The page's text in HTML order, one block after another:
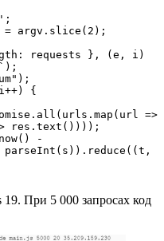
= argv.slice(2);
requests }, (e, i)
{
=>
=> res.text())));
parseInt(s)).reduce((t,
При 5 000 запросах код